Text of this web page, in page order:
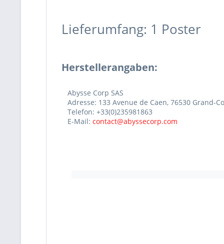
Lieferumfang: 1 Poster
Herstellerangaben:
Abysse Corp SAS
Adresse: 133 Avenue de Caen, 76530 Grand-
Telefon: +33(0)235981863
E-Mail: contact@abyssecorp.com